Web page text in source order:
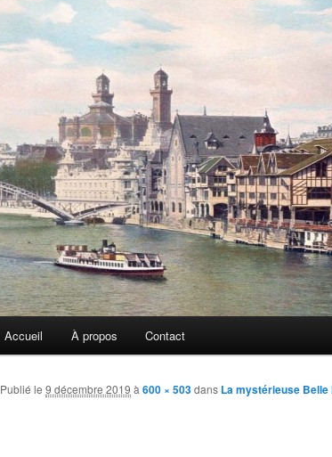
Accueil À propos Contact
Publié le 9 décembre 2019 à600 × 503dans La mystérieuse